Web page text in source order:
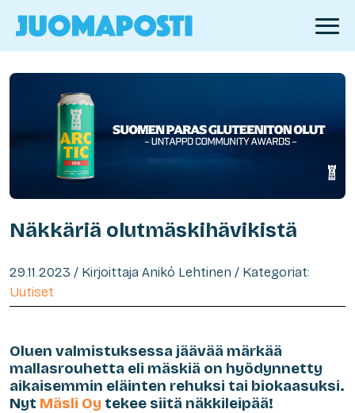
Näkkäriä olutmäskihävikistä
29.11.2023 / Kirjoittaja Anikó Lehtinen / Kategoriat:
Uutiset
Oluen valmistuksessa jäävää märkää
mallasrouhetta eli mäskiä on hyödynnetty
aikaisemmin eläinten rehuksi tai biokaasuksi.
Nyt Mäsli Oy tekee siitä näkkileipää!